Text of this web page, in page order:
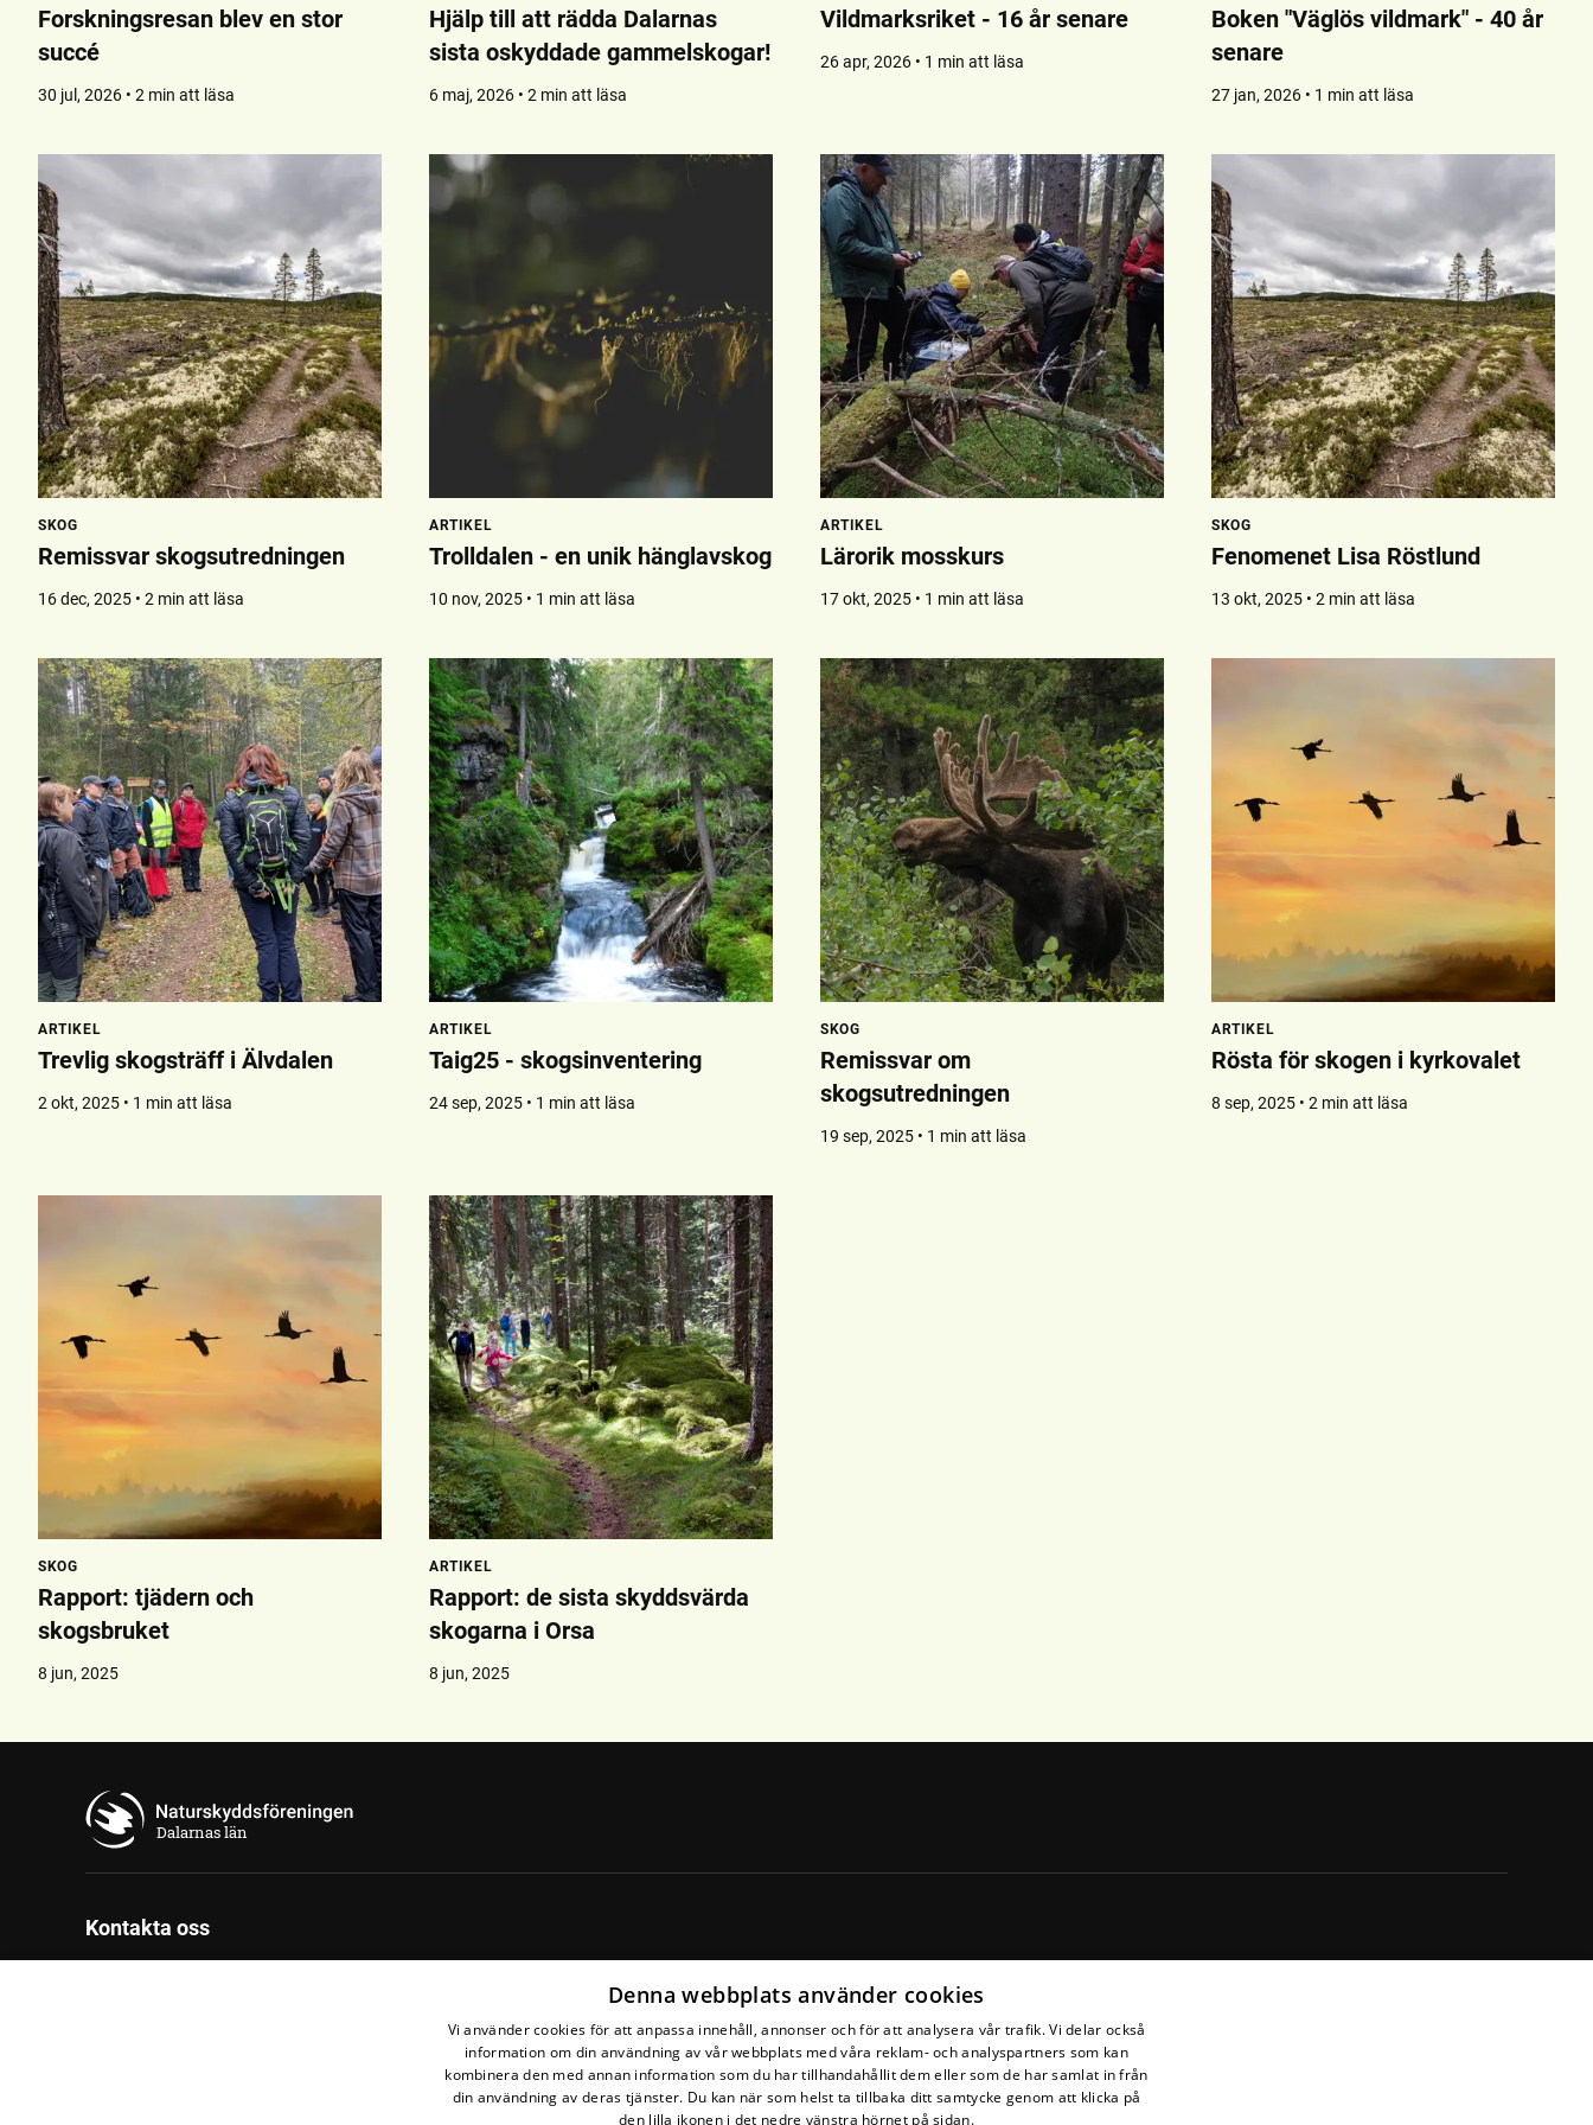
Forskningsresan blev en stor
succé
30 jul, 2026 • 2 min att läsa
Hjälp till att rädda Dalarnas
sista oskyddade gammelskogar!
6 maj, 2026 • 2 min att läsa
Vildmarksriket - 16 år senare
26 apr, 2026 • 1 min att läsa
Boken "Väglös vildmark" - 40 år
senare
27 jan, 2026 • 1 min att läsa
SKOG
Remissvar skogsutredningen
16 dec, 2025 • 2 min att läsa
ARTIKEL
Trolldalen - en unik hänglavskog
10 nov, 2025 • 1 min att läsa
ARTIKEL
Lärorik mosskurs
17 okt, 2025 • 1 min att läsa
SKOG
Fenomenet Lisa Röstlund
13 okt, 2025 • 2 min att läsa
ARTIKEL
Trevlig skogsträff i Älvdalen
2 okt, 2025 • 1 min att läsa
ARTIKEL
Taig25 - skogsinventering
24 sep, 2025 • 1 min att läsa
SKOG
Remissvar om
skogsutredningen
19 sep, 2025 • 1 min att läsa
ARTIKEL
Rösta för skogen i kyrkovalet
8 sep, 2025 • 2 min att läsa
SKOG
Rapport: tjädern och
skogsbruket
8 jun, 2025
ARTIKEL
Rapport: de sista skyddsvärda
skogarna i Orsa
8 jun, 2025
Dalarnas län
Kontakta oss
Denna webbplats använder cookies
Vi använder cookies för att anpassa innehåll, annonser och för att analysera vår trafik. Vi delar också
information om din användning av vår webbplats med våra reklam- och analyspartners som kan
kombinera den med annan information som du har tillhandahållit dem eller som de har samlat in från
din användning av deras tjänster. Du kan när som helst ta tillbaka ditt samtycke genom att klicka på
den lilla ikonen i det nedre vänstra hörnet på sidan.